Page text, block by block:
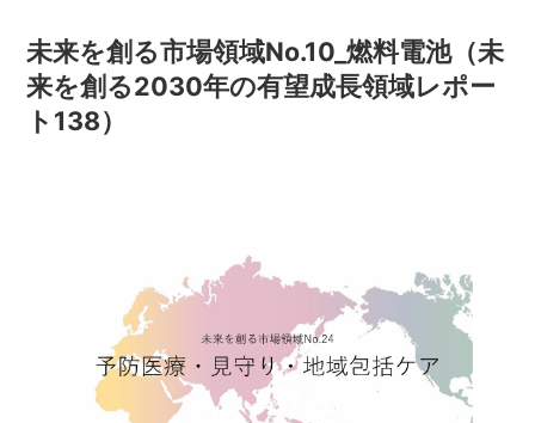
未来を創る市場領域No.10_燃料電池（未
来を創る2030年の有望成長領域レポー
ト138）